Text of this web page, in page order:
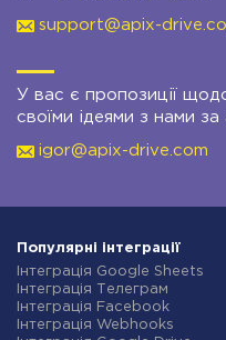
support@apix-
У вас є пропозиції
своїми ідеями з нами
igor@apix-drive.com
Популярні інтеграції
Інтеграція Google Sheets
Інтеграція Телеграм
Інтеграція Facebook
Інтеграція Webhooks